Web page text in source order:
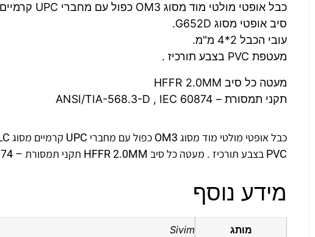
כבל אופטי מולטי מוד מסוג OM3 כפול עם מחברי UPC קרמיים מסוג LC ו LC .
סיב אופטי מסוג G652D.
עובי הכבל 2*4 מ"מ.
מעטפת PVC בצבע תורכיז .
מעטה כל סיב HFFR 2.0MM
תקני תמסורת – ANSI/TIA-568.3-D , IEC 60874
PVC בצבע תורכיז . מעטה כל סיב HFFR 2.0MM תקני תמסורת – ANSI/TIA-568.3-D , IEC 60874
מידע נוסף
מותג Sivim